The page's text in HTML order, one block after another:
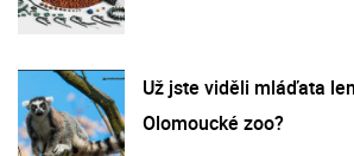
Už jste viděli mláďata
Olomoucké zoo?